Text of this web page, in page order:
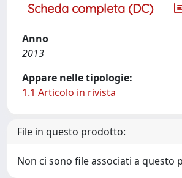
Scheda completa (DC)
Anno
2013
Appare nelle tipologie:
1.1 Articolo in rivista
File in questo prodotto:
Non ci sono file associati a questo